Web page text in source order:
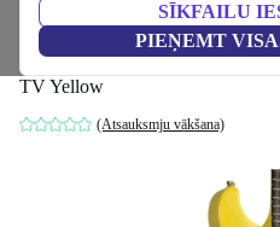
SĪKFAILU
PIEŅEMT
Gibson Les Paul
2005 - TV Yellow
TV Yellow
(Atsauksmju vākšana)